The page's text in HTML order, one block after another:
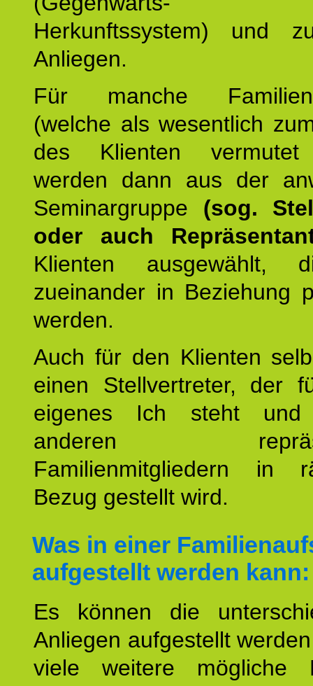
Herkunftssystem) und
Anliegen.
Für manche
(welche als wesentlich
des Klienten vermutet
werden dann aus der
Seminargruppe (sog.
oder auch
Klienten ausgewählt,
zueinander in Beziehung
werden.
Auch für den Klienten
einen Stellvertreter, der
eigenes Ich steht
anderen
Familienmitgliedern in
Bezug gestellt wird.
Was in einer
aufgestellt werden kann:
Es können die
Anliegen aufgestellt
viele weitere mögliche